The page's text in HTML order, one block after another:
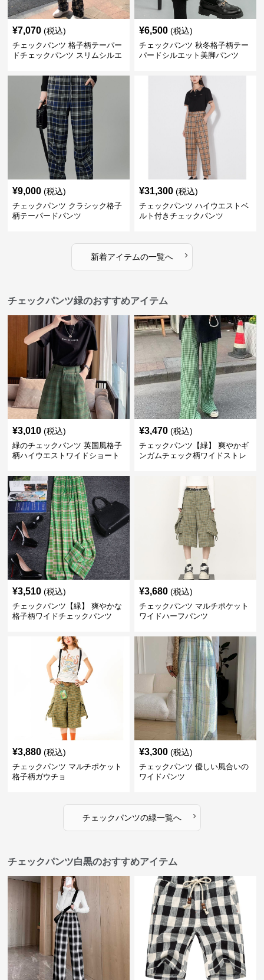
¥7,070 (税込)
チェックパンツ 格子柄テーパー
ドチェックパンツ スリムシルエ
¥6,500 (税込)
チェックパンツ 秋冬格子柄テー
パードシルエット美脚パンツ
¥9,000 (税込)
チェックパンツ クラシック格子
柄テーパードパンツ
¥31,300 (税込)
チェックパンツ ハイウエストベ
ルト付きチェックパンツ
新着アイテムの一覧へ ›
チェックパンツ緑のおすすめアイテム
¥3,010 (税込)
緑のチェックパンツ 英国風格子
柄ハイウエストワイドショート
¥3,470 (税込)
チェックパンツ【緑】 爽やかギ
ンガムチェック柄ワイドストレ
¥3,510 (税込)
チェックパンツ【緑】 爽やかな
格子柄ワイドチェックパンツ
¥3,680 (税込)
チェックパンツ マルチポケット
ワイドハーフパンツ
¥3,880 (税込)
チェックパンツ マルチポケット
格子柄ガウチョ
¥3,300 (税込)
チェックパンツ 優しい風合いの
ワイドパンツ
チェックパンツの緑一覧へ ›
チェックパンツ白黒のおすすめアイテム